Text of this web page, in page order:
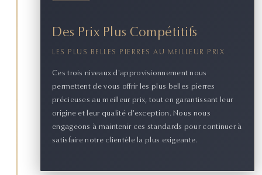
Des Prix Plus Compétitifs
LES PLUS BELLES PIERRES AU MEILLEUR PRIX
Ces trois niveaux d'approvisionnement nous
permettent de vous offrir les plus belles pierres
précieuses au meilleur prix, tout en garantissant leur
origine et leur qualité d'exception. Nous nous
engageons à maintenir ces standards pour continuer à
satisfaire notre clientèle la plus exigeante.